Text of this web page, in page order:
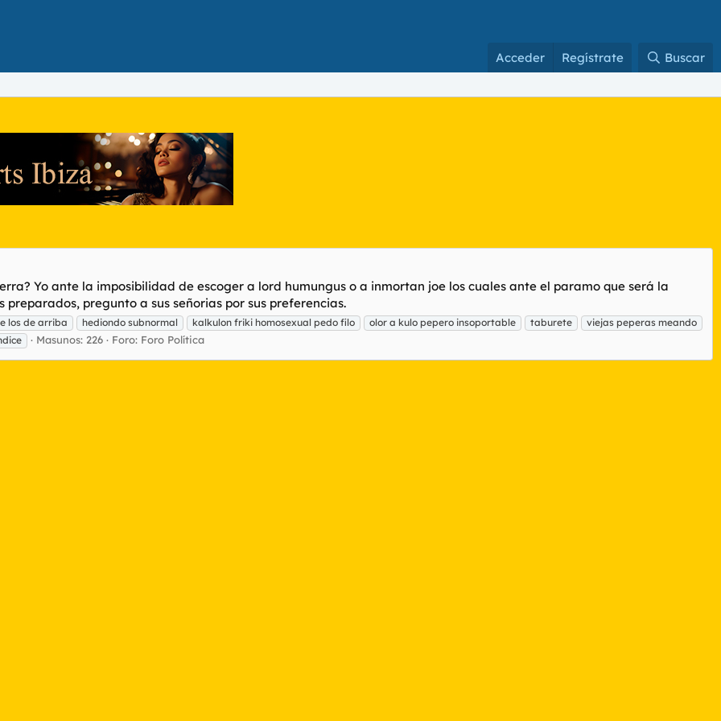
Acceder Regístrate Buscar
Yo ante la imposibilidad de escoger a lord humungus o a inmortan joe los cuales ante el paramo que será la
pregunto a sus señorias por sus preferencias.
los de arriba hediondo subnormal kalkulon friki homosexual pedo filo olor a kulo pepero insoportable taburete
viejas peperas meando
Masunos: 226 Foro: Foro Política